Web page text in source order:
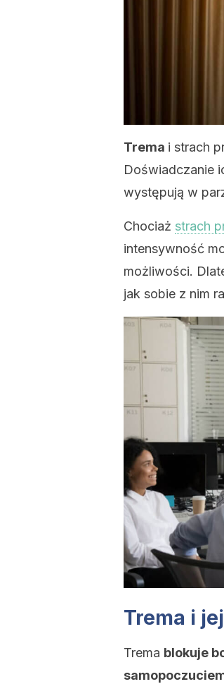
Trema i strach
Doświadczanie
występują w
Chociaż strach
intensywność
możliwości.
jak sobie z nim
Trema i
Trema blokuje